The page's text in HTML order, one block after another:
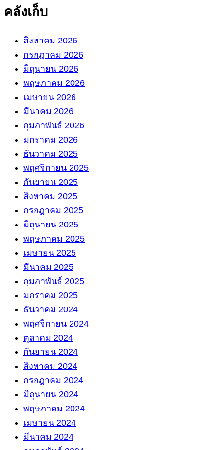
คลังเก็บ
สิงหาคม 2026
กรกฎาคม 2026
มิถุนายน 2026
พฤษภาคม 2026
เมษายน 2026
มีนาคม 2026
กุมภาพันธ์ 2026
มกราคม 2026
ธันวาคม 2025
พฤศจิกายน 2025
กันยายน 2025
สิงหาคม 2025
กรกฎาคม 2025
มิถุนายน 2025
พฤษภาคม 2025
เมษายน 2025
มีนาคม 2025
กุมภาพันธ์ 2025
มกราคม 2025
ธันวาคม 2024
พฤศจิกายน 2024
ตุลาคม 2024
กันยายน 2024
สิงหาคม 2024
กรกฎาคม 2024
มิถุนายน 2024
พฤษภาคม 2024
เมษายน 2024
มีนาคม 2024